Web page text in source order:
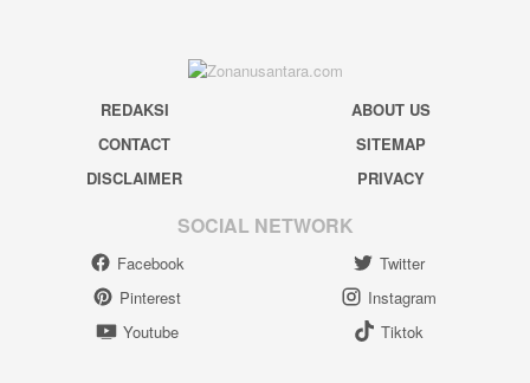
REDAKSI
ABOUT US
CONTACT
SITEMAP
DISCLAIMER
PRIVACY
SOCIAL NETWORK
Facebook
Twitter
Pinterest
Instagram
Youtube
Tiktok